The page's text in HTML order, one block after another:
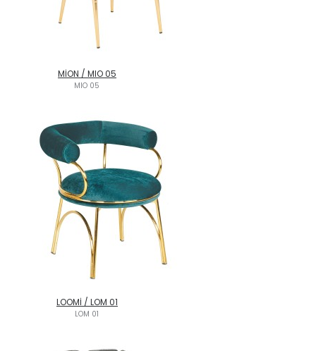
MİON / MIO 05
MIO 05
LOOMİ / LOM 01
LOM 01